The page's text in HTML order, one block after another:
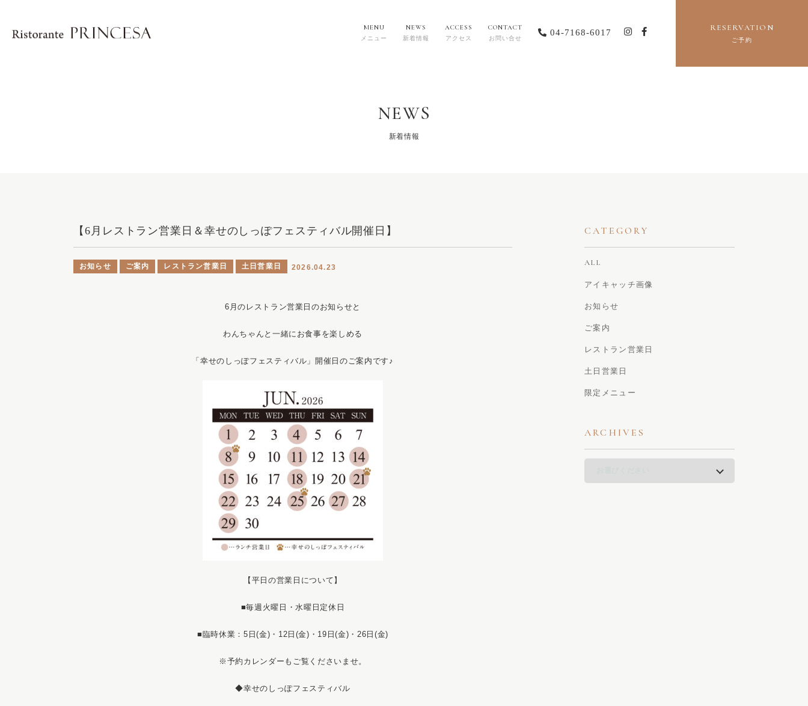
MENU
メニュー
NEWS
新着情報
ACCESS
アクセス
CONTACT
お問い合せ
04-7168-6017 RESERVATION
ご予約
NEWS
新着情報
【6月レストラン営業日＆幸せのしっぽフェスティバル開催日】
お知らせ ご案内 レストラン営業日 土日営業日 2026.04.23
6月のレストラン営業日のお知らせと
わんちゃんと一緒にお食事を楽しめる
「幸せのしっぽフェスティバル」開催日のご案内です♪
【平日の営業日について】
■毎週火曜日・水曜日定休日
■臨時休業：5日(金)・12日(金)・19日(金)・26日(金)
※予約カレンダーもご覧くださいませ。
◆幸せのしっぽフェスティバル
CATEGORY
ALL
アイキャッチ画像
お知らせ
ご案内
レストラン営業日
土日営業日
限定メニュー
ARCHIVES